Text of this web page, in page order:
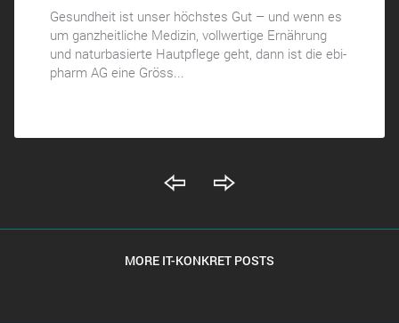
Gesundheit ist unser höchstes Gut – und wenn es
um ganzheitliche Medizin, vollwertige Ernährung
und naturbasierte Hautpflege geht, dann ist die ebi-
pharm AG eine Gröss...
MORE IT-KONKRET POSTS